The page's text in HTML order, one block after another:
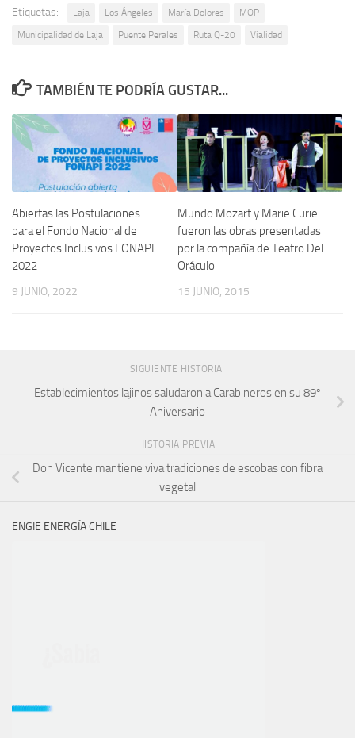
Etiquetas: Laja Los Ángeles María Dolores
MOP
Municipalidad de Laja
Puente Perales Ruta Q-20 Vialidad
TAMBIÉN TE PODRÍA GUSTAR...
Abiertas las Postulaciones
para el Fondo Nacional de
Proyectos Inclusivos FONAPI
2022
9 JUNIO, 2022
Mundo Mozart y Marie Curie
fueron las obras presentadas
por la compañía de Teatro Del
Oráculo
15 JUNIO, 2015
SIGUIENTE HISTORIA
Establecimientos lajinos saludaron a Carabineros en su 89º
Aniversario
HISTORIA PREVIA
Don Vicente mantiene viva tradiciones de escobas con fibra
vegetal
ENGIE ENERGÍA CHILE